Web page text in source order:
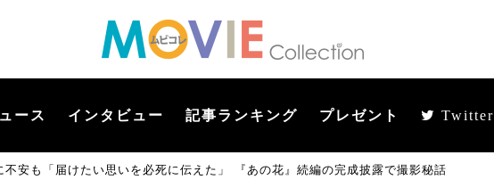
ース インタビュー 記事ランキング プレゼント Twitter
不安も「届けたい思いを必死に伝えた」 『あの花』続編の完成披露で撮影秘話